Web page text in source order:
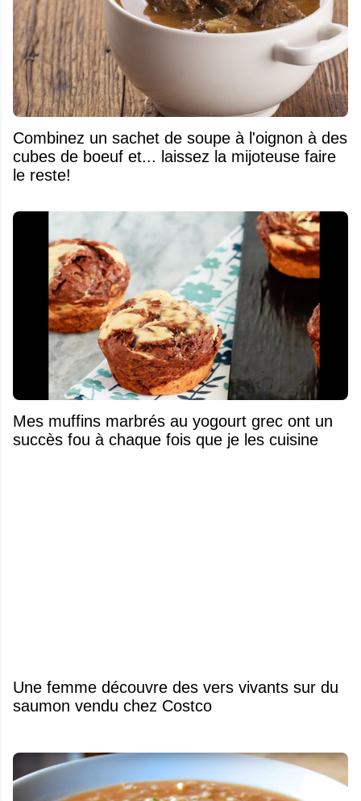
Combinez un sachet de soupe à l'oignon à des
cubes de boeuf et... laissez la mijoteuse faire
le reste!
Mes muffins marbrés au yogourt grec ont un
succès fou à chaque fois que je les cuisine
Une femme découvre des vers vivants sur du
saumon vendu chez Costco